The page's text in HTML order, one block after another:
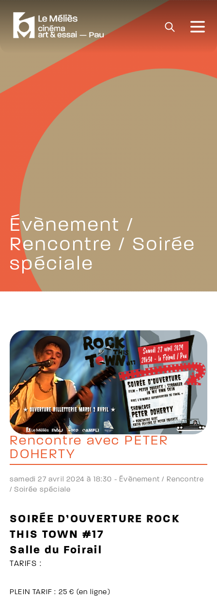
Évènement /
Rencontre / Soirée
spéciale
Rencontre avec PETER
DOHERTY
samedi 27 avril 2024 à 18:30 - Évènement / Rencontre
/Soirée spéciale
SOIRÉE D’OUVERTURE ROCK
THIS TOWN #17
Salle du Foirail
TARIFS :
PLEIN TARIF : 25 € (en ligne)